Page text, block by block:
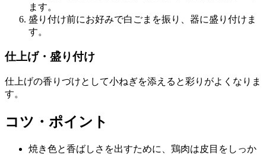
ます。
盛り付け前にお好みで白ごまを振り、器に盛り付けま
す。
仕上げ・盛り付け
仕上げの香りづけとして小ねぎを添えると彩りがよくなりま
す。
コツ・ポイント
焼き色と香ばしさを出すために、鶏肉は皮目をしっか